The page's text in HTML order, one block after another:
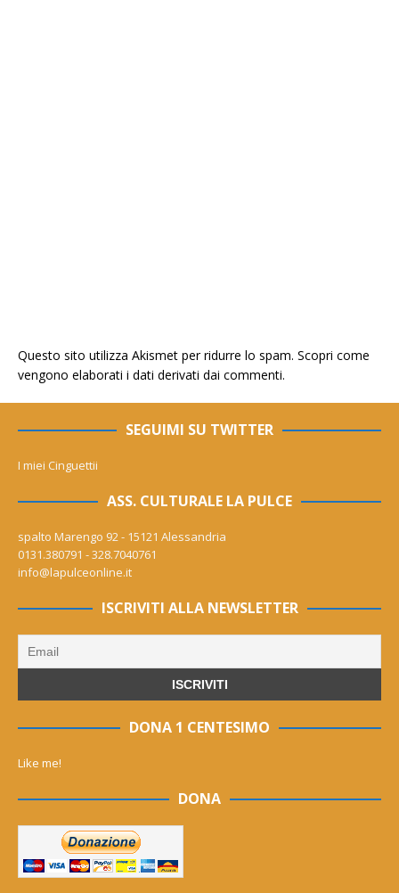
Questo sito utilizza Akismet per ridurre lo spam. Scopri come
vengono elaborati i dati derivati dai commenti.
SEGUIMI SU TWITTER
I miei Cinguettii
ASS. CULTURALE LA PULCE
spalto Marengo 92 - 15121 Alessandria
0131.380791 - 328.7040761
info@lapulceonline.it
ISCRIVITI ALLA NEWSLETTER
DONA 1 CENTESIMO
Like me!
DONA